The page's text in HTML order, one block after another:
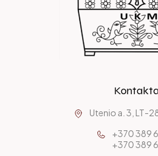
Muziejaus istorija
Muziejaus rinkinai
Ekspozicijos
Utenio a. 3, LT-
+370 389
+370 389